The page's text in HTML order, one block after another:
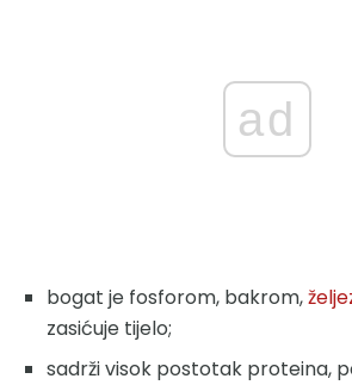
ad
bogat je fosforom, bakrom,
zasićuje tijelo;
sadrži visok postotak proteina,